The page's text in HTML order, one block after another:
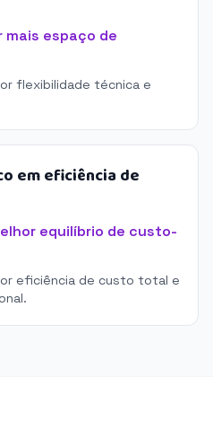
espaço de
flexibilidade técnica e
em eficiência de
equilíbrio de custo-
eficiência de custo total e